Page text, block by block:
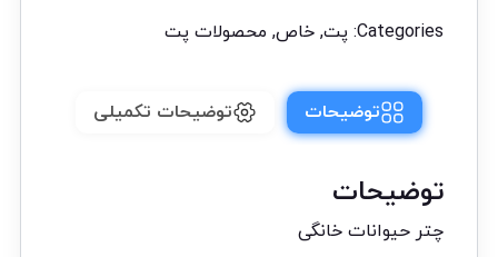
Categories: پت, خاص, محصولات پت
توضیحات توضیحات تکمیلی
توضیحات
چتر حیوانات خانگی